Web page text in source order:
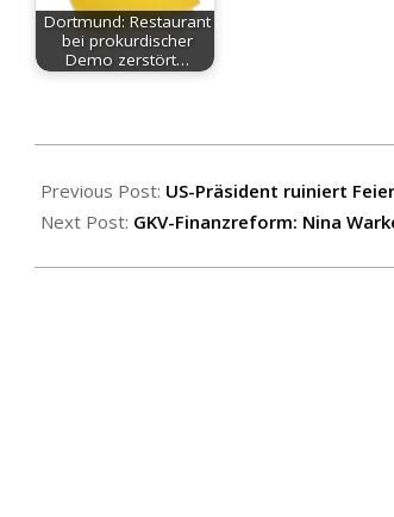
Dortmund: Restaurant
bei prokurdischer
Demo zerstört…
07-
06
Previous Post: US-Präsident ruiniert
Next Post: GKV-Finanzreform: Nina